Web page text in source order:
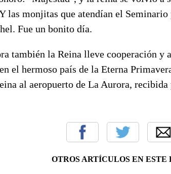
las monjitas que atendían el
Fue un bonito día.
también la Reina lleve cooperación y
el hermoso país de la Eterna
al aeropuerto de La Aurora, recibida
OTROS ARTÍCULOS EN ESTE